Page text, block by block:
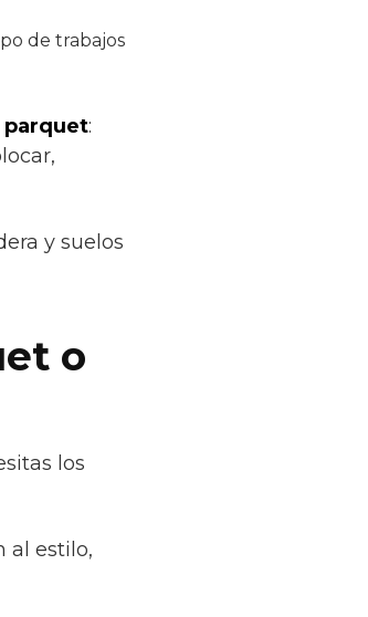
de trabajos
parquet:
y suelos
o
los
al estilo,